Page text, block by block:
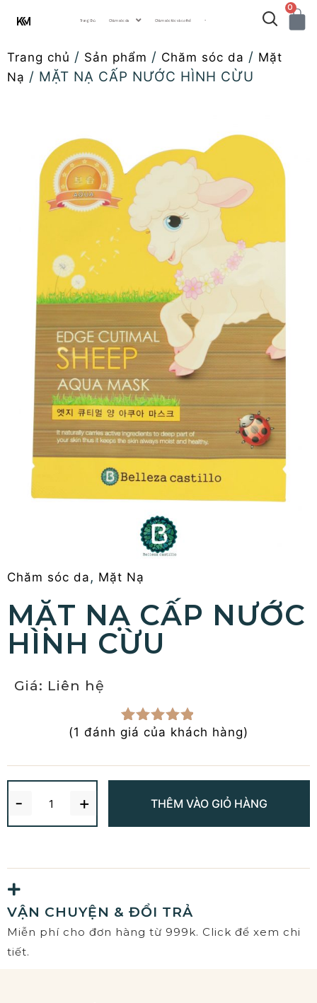
Trang Chủ Chăm sóc da Chăm sóc tóc và cơ thể ···
0
Trang chủ / Sản phẩm / Chăm sóc da / Mặt
Nạ / MẶT NẠ CẤP NƯỚC HÌNH CỪU
Chăm sóc da , Mặt Nạ
MẶT NẠ CẤP NƯỚC
HÌNH CỪU
Giá: Liên hệ
5.00trên
1
(1 đánh giá của khách hàng)
- + THÊM VÀO GIỎ HÀNG
VẬN CHUYỆN & ĐỔI TRẢ
Miễn phí cho đơn hàng từ 999k. Click để xem chi
tiết.